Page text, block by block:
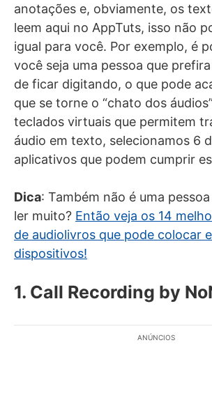
anotações e, obviamente, os
leem aqui no AppTuts, isso não
igual para você. Por exemplo, é
você seja uma pessoa que
de ficar digitando, o que pode
que se torne o “chato dos
teclados virtuais que permitem
áudio em texto, selecionamos 6
aplicativos que podem cumprir
Dica: Também não é uma
ler muito? Então veja os 14
de audiolivros que pode colocar
dispositivos!
1. Call Recording by
ANÚNCIOS